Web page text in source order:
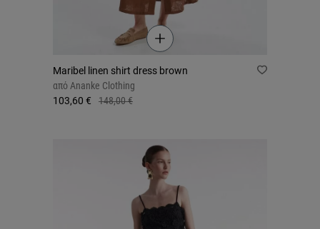
Maribel linen shirt dress brown
από Ananke Clothing
103,60 €
148,00 €